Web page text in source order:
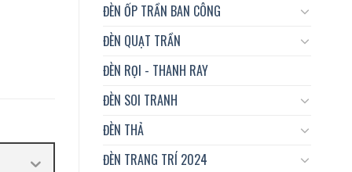
ĐÈN ỐP TRẦN BAN CÔNG
ĐÈN QUẠT TRẦN
ĐÈN RỌI - THANH RAY
ĐÈN SOI TRANH
ĐÈN THẢ
ĐÈN TRANG TRÍ 2024